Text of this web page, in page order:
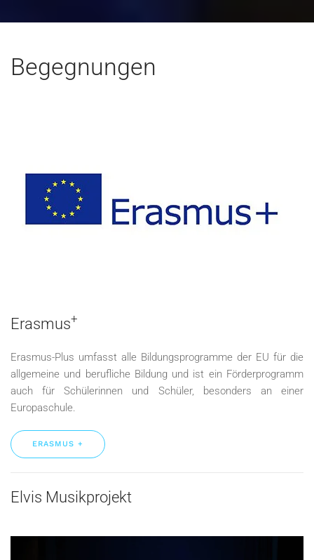
Begegnungen
Erasmus+
Erasmus-Plus umfasst alle Bildungsprogramme der EU für die
allgemeine und berufliche Bildung und ist ein Förderprogramm
auch für Schülerinnen und Schüler, besonders an einer
Europaschule.
ERASMUS +
Elvis Musikprojekt